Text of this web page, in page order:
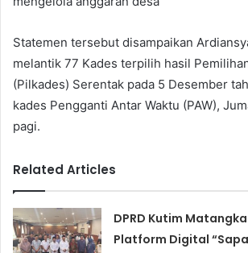
Statemen tersebut disampaikan
melantik 77 Kades terpilih hasil
(Pilkades) Serentak pada 5 Desember
kades Pengganti Antar Waktu (PAW),
pagi.
Related Articles
DPRD Kutim
Platform Digital